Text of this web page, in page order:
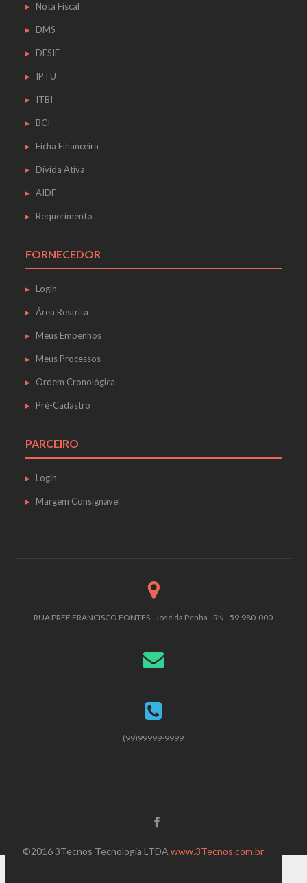
Nota Fiscal
DMS
DESIF
IPTU
ITBI
BCI
Ficha Financeira
Dívida Ativa
AIDF
Requerimento
FORNECEDOR
Login
Área Restrita
Meus Empenhos
Meus Processos
Ordem Cronológica
Pré-Cadastro
PARCEIRO
Login
Margem Consignável
RUA PREF FRANCISCO FONTES - José da Penha - RN - 59.980-000
(99)99999-9999
©2016 3Tecnos Tecnologia LTDA www.3Tecnos.com.br